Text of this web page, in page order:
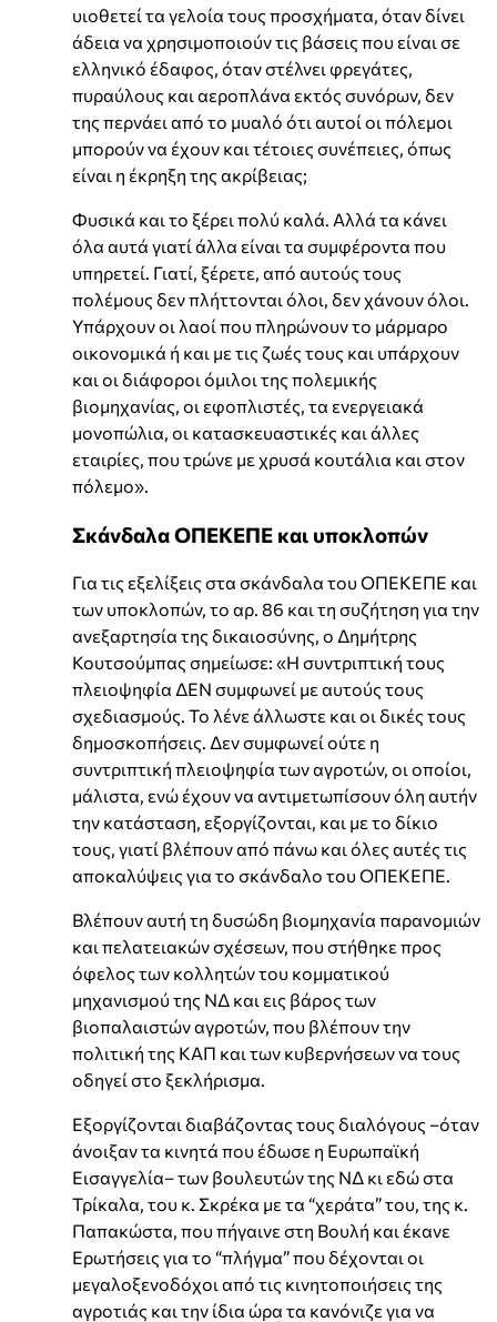
υιοθετεί τα γελοία τους προσχήματα, όταν δίνει
άδεια να χρησιμοποιούν τις βάσεις που είναι σε
ελληνικό έδαφος, όταν στέλνει φρεγάτες,
πυραύλους και αεροπλάνα εκτός συνόρων, δεν
της περνάει από το μυαλό ότι αυτοί οι πόλεμοι
μπορούν να έχουν και τέτοιες συνέπειες, όπως
είναι η έκρηξη της ακρίβειας;
Φυσικά και το ξέρει πολύ καλά. Αλλά τα κάνει
όλα αυτά γιατί άλλα είναι τα συμφέροντα που
υπηρετεί. Γιατί, ξέρετε, από αυτούς τους
πολέμους δεν πλήττονται όλοι, δεν χάνουν όλοι.
Υπάρχουν οι λαοί που πληρώνουν το μάρμαρο
οικονομικά ή και με τις ζωές τους και υπάρχουν
και οι διάφοροι όμιλοι της πολεμικής
βιομηχανίας, οι εφοπλιστές, τα ενεργειακά
μονοπώλια, οι κατασκευαστικές και άλλες
εταιρίες, που τρώνε με χρυσά κουτάλια και στον
πόλεμο».
Σκάνδαλα ΟΠΕΚΕΠΕ και υποκλοπών
Για τις εξελίξεις στα σκάνδαλα του ΟΠΕΚΕΠΕ και
των υποκλοπών, το αρ. 86 και τη συζήτηση για την
ανεξαρτησία της δικαιοσύνης, ο Δημήτρης
Κουτσούμπας σημείωσε: «Η συντριπτική τους
πλειοψηφία ΔΕΝ συμφωνεί με αυτούς τους
σχεδιασμούς. Το λένε άλλωστε και οι δικές τους
δημοσκοπήσεις. Δεν συμφωνεί ούτε η
συντριπτική πλειοψηφία των αγροτών, οι οποίοι,
μάλιστα, ενώ έχουν να αντιμετωπίσουν όλη αυτήν
την κατάσταση, εξοργίζονται, και με το δίκιο
τους, γιατί βλέπουν από πάνω και όλες αυτές τις
αποκαλύψεις για το σκάνδαλο του ΟΠΕΚΕΠΕ.
Βλέπουν αυτή τη δυσώδη βιομηχανία παρανομιών
και πελατειακών σχέσεων, που στήθηκε προς
όφελος των κολλητών του κομματικού
μηχανισμού της ΝΔ και εις βάρος των
βιοπαλαιστών αγροτών, που βλέπουν την
πολιτική της ΚΑΠ και των κυβερνήσεων να τους
οδηγεί στο ξεκλήρισμα.
Εξοργίζονται διαβάζοντας τους διαλόγους –όταν
άνοιξαν τα κινητά που έδωσε η Ευρωπαϊκή
Εισαγγελία– των βουλευτών της ΝΔ κι εδώ στα
Τρίκαλα, του κ. Σκρέκα με τα “χεράτα” του, της κ.
Παπακώστα, που πήγαινε στη Βουλή και έκανε
Ερωτήσεις για το “πλήγμα” που δέχονται οι
μεγαλοξενοδόχοι από τις κινητοποιήσεις της
αγροτιάς και την ίδια ώρα τα κανόνιζε για να